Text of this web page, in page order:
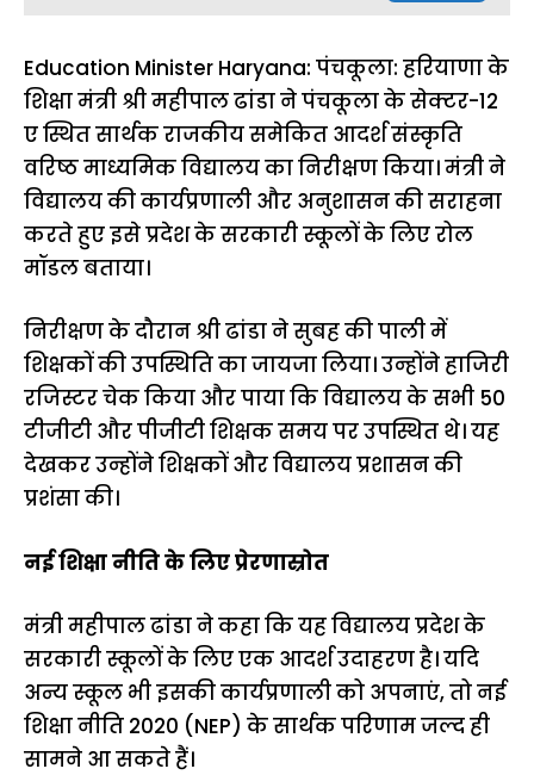
Education Minister Haryana: पंचकूला: हरियाणा के
शिक्षा मंत्री श्री महीपाल ढांडा ने पंचकूला के सेक्टर-12
ए स्थित सार्थक राजकीय समेकित आदर्श संस्कृति
वरिष्ठ माध्यमिक विद्यालय का निरीक्षण किया। मंत्री ने
विद्यालय की कार्यप्रणाली और अनुशासन की सराहना
करते हुए इसे प्रदेश के सरकारी स्कूलों के लिए रोल
मॉडल बताया।
निरीक्षण के दौरान श्री ढांडा ने सुबह की पाली में
शिक्षकों की उपस्थिति का जायजा लिया। उन्होंने हाजिरी
रजिस्टर चेक किया और पाया कि विद्यालय के सभी 50
टीजीटी और पीजीटी शिक्षक समय पर उपस्थित थे। यह
देखकर उन्होंने शिक्षकों और विद्यालय प्रशासन की
प्रशंसा की।
नई शिक्षा नीति के लिए प्रेरणास्रोत
मंत्री महीपाल ढांडा ने कहा कि यह विद्यालय प्रदेश के
सरकारी स्कूलों के लिए एक आदर्श उदाहरण है। यदि
अन्य स्कूल भी इसकी कार्यप्रणाली को अपनाएं, तो नई
शिक्षा नीति 2020 (NEP) के सार्थक परिणाम जल्द ही
सामने आ सकते हैं।